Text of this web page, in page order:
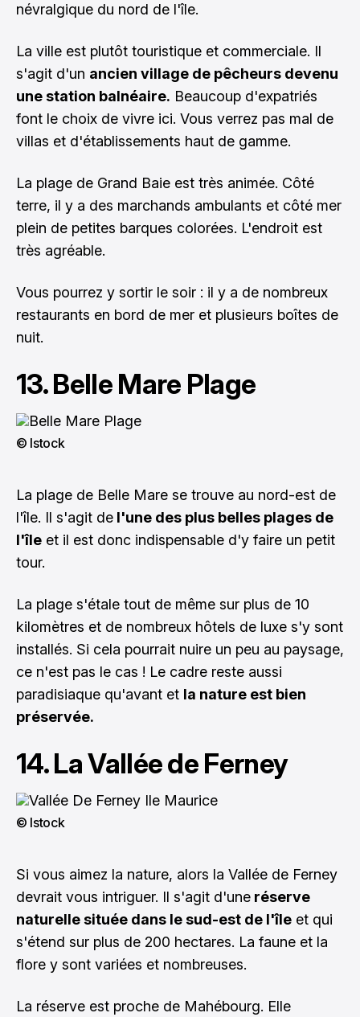
névralgique du nord de l'île.
La ville est plutôt touristique et commerciale. Il
s'agit d'un ancien village de pêcheurs devenu
une station balnéaire. Beaucoup d'expatriés
font le choix de vivre ici. Vous verrez pas mal de
villas et d'établissements haut de gamme.
La plage de Grand Baie est très animée. Côté
terre, il y a des marchands ambulants et côté mer
plein de petites barques colorées. L'endroit est
très agréable.
Vous pourrez y sortir le soir : il y a de nombreux
restaurants en bord de mer et plusieurs boîtes de
nuit.
13. Belle Mare Plage
© Istock
La plage de Belle Mare se trouve au nord-est de
l'île. Il s'agit de l'une des plus belles plages de
l'île et il est donc indispensable d'y faire un petit
tour.
La plage s'étale tout de même sur plus de 10
kilomètres et de nombreux hôtels de luxe s'y sont
installés. Si cela pourrait nuire un peu au paysage,
ce n'est pas le cas ! Le cadre reste aussi
paradisiaque qu'avant et la nature est bien
préservée.
14. La Vallée de Ferney
© Istock
Si vous aimez la nature, alors la Vallée de Ferney
devrait vous intriguer. Il s'agit d'une réserve
naturelle située dans le sud-est de l'île et qui
s'étend sur plus de 200 hectares. La faune et la
flore y sont variées et nombreuses.
La réserve est proche de Mahébourg. Elle